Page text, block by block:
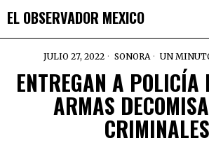
EL OBSERVADOR MEXICO
JULIO 27, 2022 SONORA UN
ENTREGAN A POLICÍA
ARMAS
CRIMINALES